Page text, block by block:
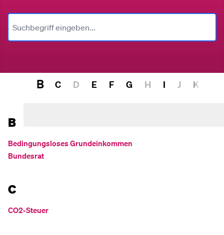
B C D E F G H I J K
B
Bedingungsloses Grundeinkommen
Bundesrat
C
CO2-Steuer